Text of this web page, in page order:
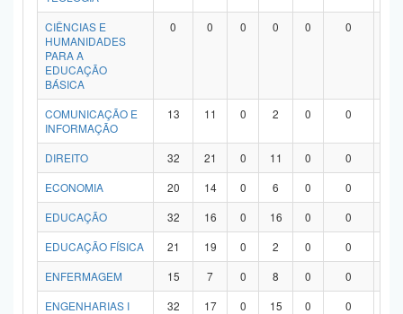
CIÊNCIAS E
HUMANIDADES
PARA A
EDUCAÇÃO
BÁSICA
0 0 0 0 0 0
COMUNICAÇÃO E
INFORMAÇÃO
13 11 0 2 0 0
DIREITO 32 21 0 11 0 0
ECONOMIA
20 14 0 6 0 0
EDUCAÇÃO
32 16 0 16 0 0
EDUCAÇÃO FÍSICA
21 19 0 2 0 0
ENFERMAGEM
15 7 0 8 0 0
ENGENHARIAS I
32 17 0 15 0 0